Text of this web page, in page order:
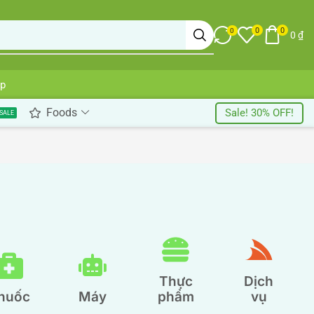
0 0 0 0 ₫
SALE Foods Sale! 30% OFF!
Máy
Thực
phẩm
Dịch
vụ